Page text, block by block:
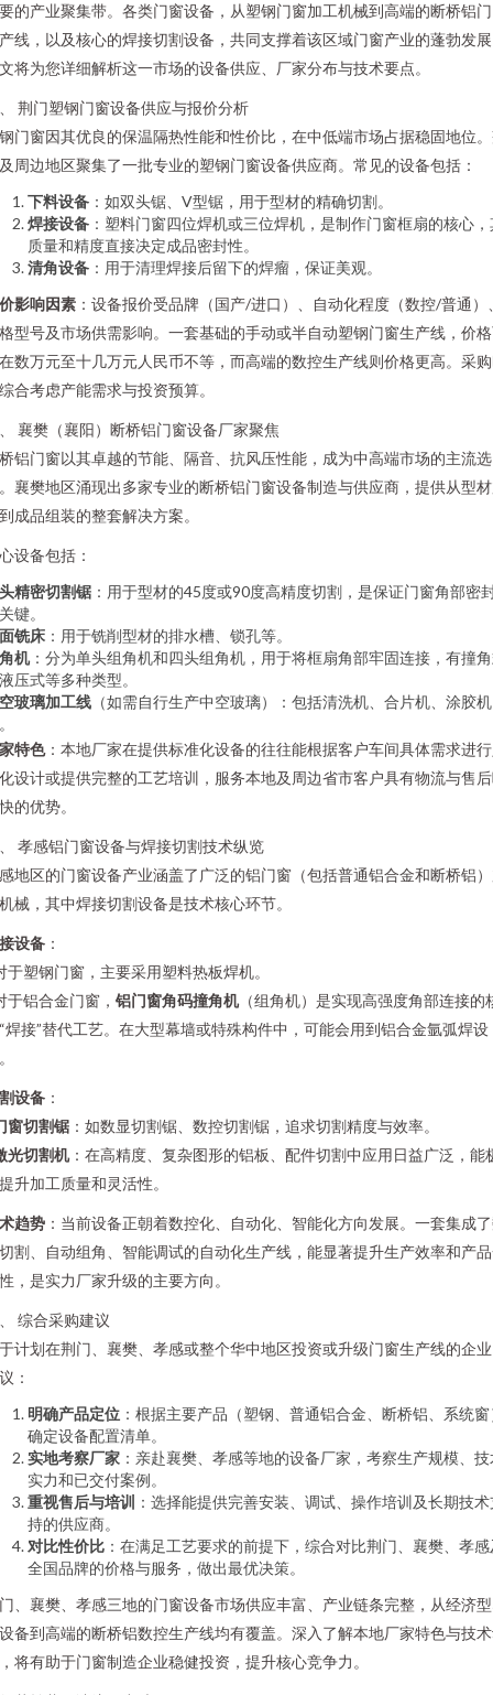
的产业聚集带。各类门窗设备，从塑钢门窗加工机械到高端的断桥铝
线，以及核心的焊接切割设备，共同支撑着该区域门窗产业的蓬勃发
将为您详细解析这一市场的设备供应、厂家分布与技术要点。
荆门塑钢门窗设备供应与报价分析
门窗因其优良的保温隔热性能和性价比，在中低端市场占据稳固地位
周边地区聚集了一批专业的塑钢门窗设备供应商。常见的设备包括：
下料设备 ：如双头锯、V型锯，用于型材的精确切割。
焊接设备 ：塑料门窗四位焊机或三位焊机，是制作门窗框扇的核心，
质量和精度直接决定成品密封性。
清角设备 ：用于清理焊接后留下的焊瘤，保证美观。
影响因素 ：设备报价受品牌（国产/进口）、自动化程度（数控/普通）
型号及市场供需影响。一套基础的手动或半自动塑钢门窗生产线，价
数万元至十几万元人民币不等，而高端的数控生产线则价格更高。采
合考虑产能需求与投资预算。
襄樊（襄阳）断桥铝门窗设备厂家聚焦
铝门窗以其卓越的节能、隔音、抗风压性能，成为中高端市场的主流选
襄樊地区涌现出多家专业的断桥铝门窗设备制造与供应商，提供从型
成品组装的整套解决方案。
设备包括：
精密切割锯 ：用于型材的45度或90度高精度切割，是保证门窗角部密
键。
铣床 ：用于铣削型材的排水槽、锁孔等。
机：分为单头组角机和四头组角机，用于将框扇角部牢固连接，有撞
压式等多种类型。
玻璃加工线 （如需自行生产中空玻璃）：包括清洗机、合片机、涂胶机
特色：本地厂家在提供标准化设备的往往能根据客户车间具体需求进
设计或提供完整的工艺培训，服务本地及周边省市客户具有物流与售
的优势。
孝感铝门窗设备与焊接切割技术纵览
地区的门窗设备产业涵盖了广泛的铝门窗（包括普通铝合金和断桥铝
械，其中焊接切割设备是技术核心环节。
设备 ：
于塑钢门窗，主要采用塑料热板焊机。
于铝合金门窗， 铝门窗角码撞角机（组角机）是实现高强度角部连接的
焊接”替代工艺。在大型幕墙或特殊构件中，可能会用到铝合金氩弧焊设
设备 ：
窗切割锯 ：如数显切割锯、数控切割锯，追求切割精度与效率。
光切割机：在高精度、复杂图形的铝板、配件切割中应用日益广泛，能
升加工质量和灵活性。
趋势 ：当前设备正朝着数控化、自动化、智能化方向发展。一套集成
割、自动组角、智能调试的自动化生产线，能显著提升生产效率和产
，是实力厂家升级的主要方向。
综合采购建议
计划在荆门、襄樊、孝感或整个华中地区投资或升级门窗生产线的企
：
明确产品定位 ：根据主要产品（塑钢、普通铝合金、断桥铝、系统窗
确定设备配置清单。
实地考察厂家 ：亲赴襄樊、孝感等地的设备厂家，考察生产规模、技
实力和已交付案例。
重视售后与培训 ：选择能提供完善安装、调试、操作培训及长期技术
持的供应商。
对比性价比 ：在满足工艺要求的前提下，综合对比荆门、襄樊、孝感
全国品牌的价格与服务，做出最优决策。
、襄樊、孝感三地的门窗设备市场供应丰富、产业链条完整，从经济
备到高端的断桥铝数控生产线均有覆盖。深入了解本地厂家特色与技
将有助于门窗制造企业稳健投资，提升核心竞争力。